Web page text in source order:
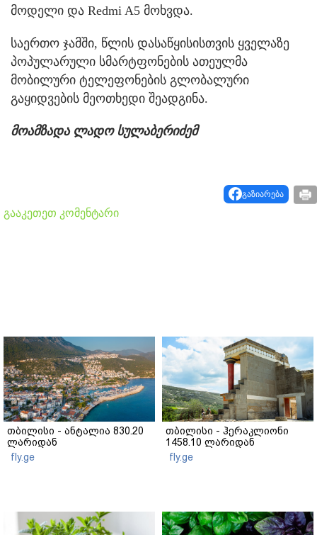
მოდელი და Redmi A5 მოხვდა.
საერთო ჯამში, წლის დასაწყისისთვის ყველაზე
პოპულარული სმარტფონების ათეულმა
მობილური ტელეფონების გლობალური
გაყიდვების მეოთხედი შეადგინა.
მოამზადა ლადო სულაბერიძემ
გაზიარება
გააკეთეთ კომენტარი
თბილისი - ანტალია 830.20
ლარიდან
fly.ge
თბილისი - ჰერაკლიონი
1458.10 ლარიდან
fly.ge